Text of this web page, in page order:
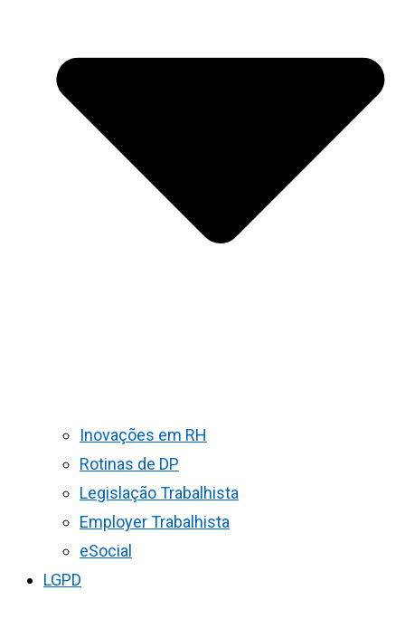
Inovações em RH
Rotinas de DP
Legislação Trabalhista
Employer Trabalhista
eSocial
LGPD